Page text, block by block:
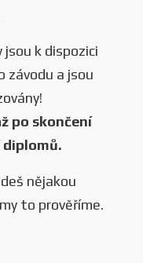
k dispozici
závodu a jsou
po skončení
diplomů.
nějakou
to prověříme.